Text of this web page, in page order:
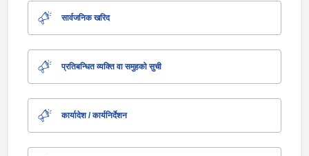
सार्वजनिक खरिद
प्रतिबन्धित व्यक्ति वा समुहको सुची
कार्यादेश / कार्यनिर्देशन